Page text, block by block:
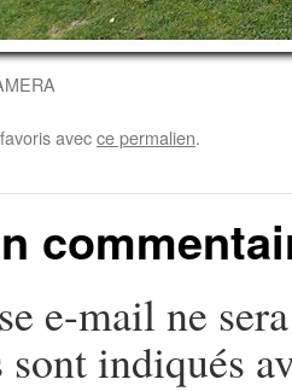
avecce permalien.
e-mail ne
indiqués